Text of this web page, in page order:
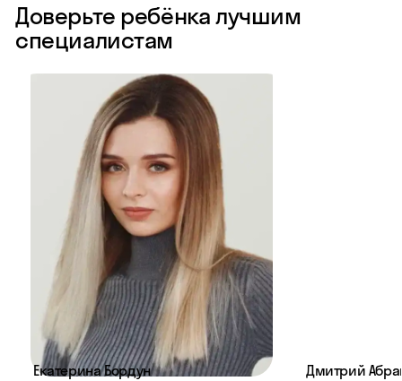
Доверьте ребёнка лучшим
специалистам
Екатерина Бордун
Дмитрий